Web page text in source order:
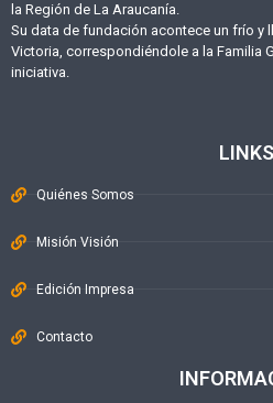
la Región de La Araucanía.
Su data de fundación acontece un frío y
Victoria, correspondiéndole a la Familia
iniciativa.
LINKS
Quiénes Somos
Misión Visión
Edición Impresa
Contacto